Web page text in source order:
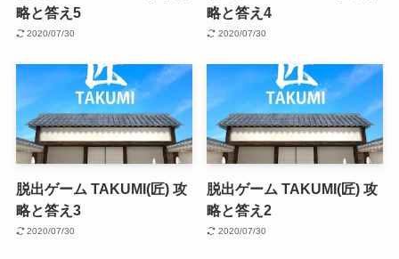
略と答え5
2020/07/30
略と答え4
2020/07/30
脱出ゲーム TAKUMI(匠) 攻
略と答え3
2020/07/30
脱出ゲーム TAKUMI(匠) 攻
略と答え2
2020/07/30